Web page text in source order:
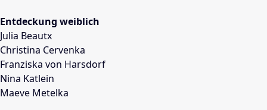
Entdeckung weiblich
Julia Beautx
Christina Cervenka
Franziska von Harsdorf
Nina Katlein
Maeve Metelka